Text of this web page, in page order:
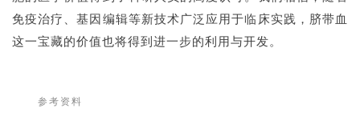
免疫治疗、基因编辑等新技术广泛应用于临床实践，脐带血
这一宝藏的价值也将得到进一步的利用与开发。
参考资料